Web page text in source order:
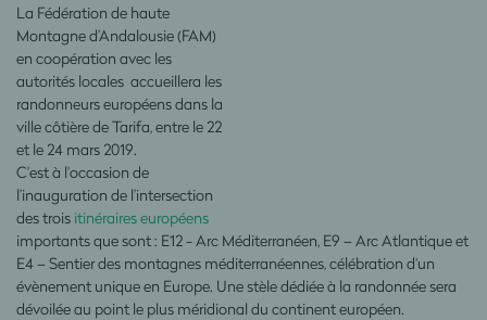
La Fédération de haute
Montagne d’Andalousie (FAM)
en coopération avec les
autorités locales accueillera les
randonneurs européens dans la
ville côtière de Tarifa, entre le 22
et le 24 mars 2019.
C'est à l'occasion de
l’inauguration de l’intersection
des trois itinéraires européens
importants que sont : E12 - Arc Méditerranéen, E9 – Arc Atlantique et
E4 – Sentier des montagnes méditerranéennes, célébration d‘un
évènement unique en Europe. Une stèle dédiée à la randonnée sera
dévoilée au point le plus méridional du continent européen.